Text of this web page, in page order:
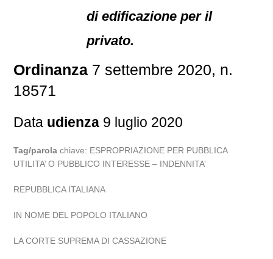
di edificazione per il
privato.
Ordinanza 7 settembre 2020, n.
18571
Data udienza 9 luglio 2020
Tag/parola chiave: ESPROPRIAZIONE PER PUBBLICA
UTILITA’ O PUBBLICO INTERESSE – INDENNITA’
REPUBBLICA ITALIANA
IN NOME DEL POPOLO ITALIANO
LA CORTE SUPREMA DI CASSAZIONE